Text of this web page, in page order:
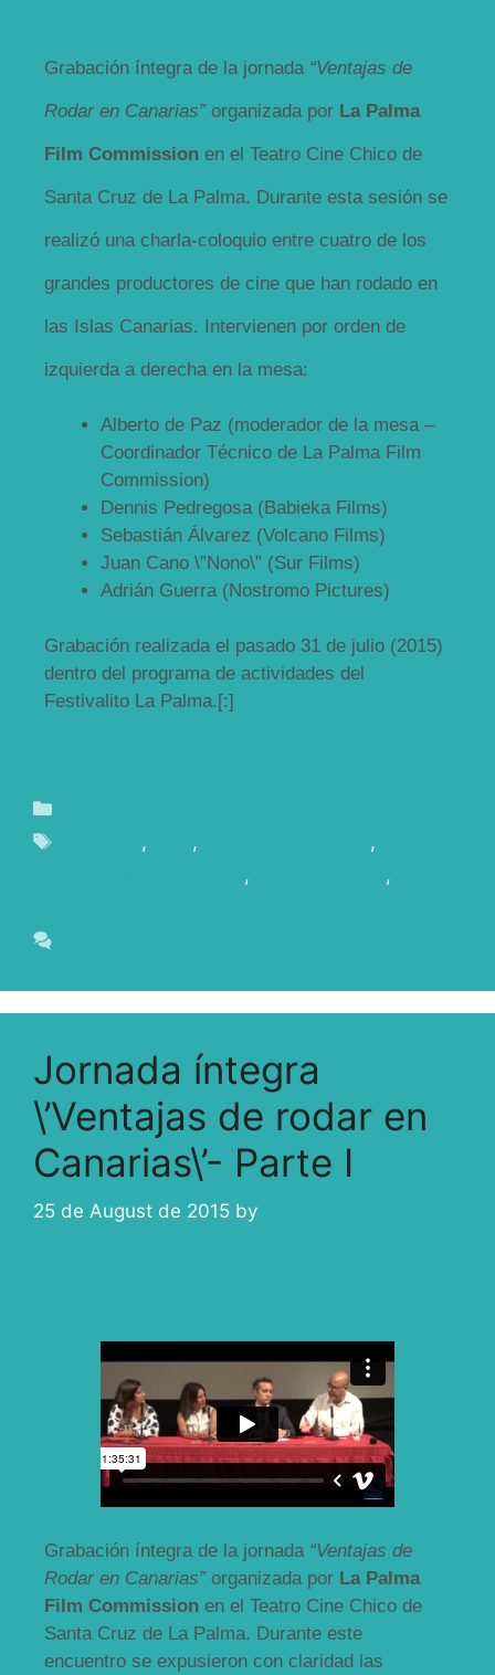
Grabación íntegra de la jornada “Ventajas de
Rodar en Canarias” organizada por La Palma
Film Commission en el Teatro Cine Chico de
Santa Cruz de La Palma. Durante esta sesión se
realizó una charla-coloquio entre cuatro de los
grandes productores de cine que han rodado en
las Islas Canarias. Intervienen por orden de
izquierda a derecha en la mesa:
Alberto de Paz (moderador de la mesa –
Coordinador Técnico de La Palma Film
Commission)
Dennis Pedregosa (Babieka Films)
Sebastián Álvarez (Volcano Films)
Juan Cano \”Nono\” (Sur Films)
Adrián Guerra (Nostromo Pictures)
Grabación realizada el pasado 31 de julio (2015)
dentro del programa de actividades del
Festivalito La Palma.[:]
, , ,
,
,
Jornada íntegra
\’Ventajas de rodar en
Canarias\’- Parte I
25 de August de 2015 by
Grabación íntegra de la jornada “Ventajas de
Rodar en Canarias” organizada por La Palma
Film Commission en el Teatro Cine Chico de
Santa Cruz de La Palma. Durante este
encuentro se expusieron con claridad las